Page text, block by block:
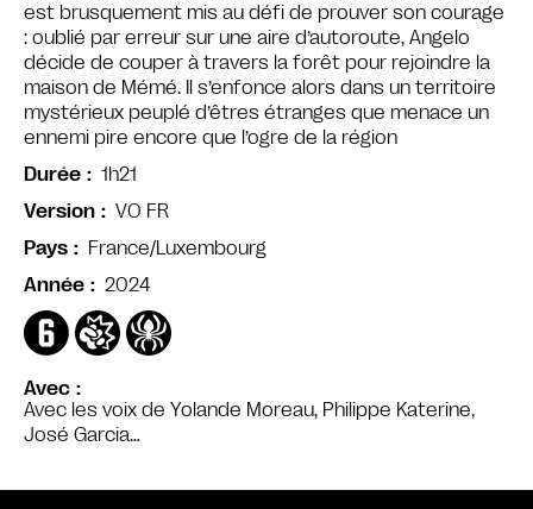
Avec
Avec les voix de Yolande Moreau, Philippe Katerine,
José Garcia…
est brusquement mis au défi de prouver son courage
: oublié par erreur sur une aire d’autoroute, Angelo
décide de couper à travers la forêt pour rejoindre la
maison de Mémé. Il s’enfonce alors dans un territoire
mystérieux peuplé d’êtres étranges que menace un
ennemi pire encore que l’ogre de la région
Durée
1h21
Version
VO FR
Pays
France/Luxembourg
Année
2024